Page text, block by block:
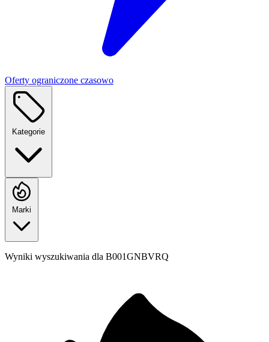
Oferty ograniczone czasowo
Kategorie
Marki
Wyniki wyszukiwania dla B001GNBVRQ